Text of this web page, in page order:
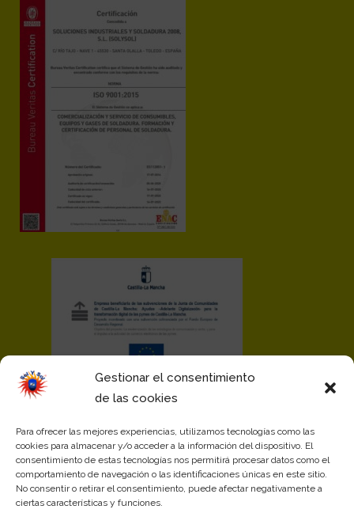
Gestionar el consentimiento
de las cookies
Para ofrecer las mejores experiencias, utilizamos tecnologías como las
cookies para almacenar y/o acceder a la información del dispositivo. El
consentimiento de estas tecnologías nos permitirá procesar datos como el
comportamiento de navegación o las identificaciones únicas en este sitio.
No consentir o retirar el consentimiento, puede afectar negativamente a
ciertas características y funciones.